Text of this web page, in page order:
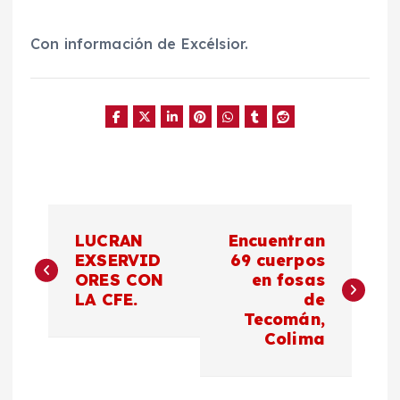
Con información de Excélsior.
a
LUCRAN
EXSERVID
ORES CON
LA CFE.
Encuentran
69 cuerpos
en fosas
de
Tecomán,
Colima